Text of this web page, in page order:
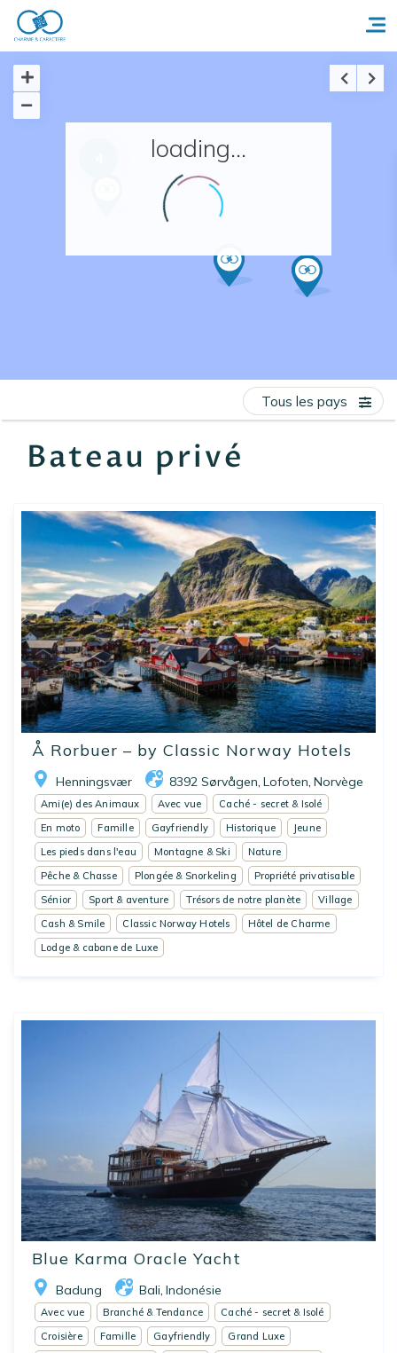
Accueil
Nos adresses en France
loading...
Bateau privé
Tous les pays
Å Rorbuer – by Classic Norway Hotels
Henningsvær 8392 Sørvågen Lofoten Norvège
Ami(e) des Animaux Avec vue
Caché - secret & Isolé
En moto
Famille Gayfriendly Historique
Jeune
Les pieds dans l'eau
Montagne & Ski
Nature
Pêche & Chasse
Plongée & Snorkeling
Propriété privatisable
Sénior
Sport & aventure Trésors de notre planète
Village
Cash & Smile
Classic Norway Hotels
Hôtel de Charme
Lodge & cabane de Luxe
Blue Karma Oracle Yacht
Badung Bali, Indonésie
Avec vue Branché & Tendance
Caché - secret & Isolé
Croisière
Famille Gayfriendly
Grand Luxe